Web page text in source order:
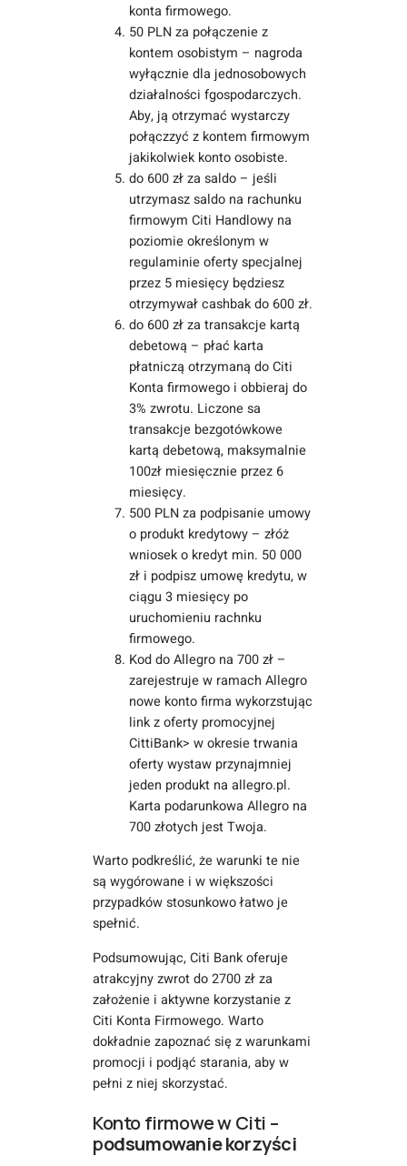
konta firmowego.
50 PLN za połączenie z
kontem osobistym – nagroda
wyłącznie dla jednosobowych
działalności fgospodarczych.
Aby, ją otrzymać wystarczy
połączzyć z kontem firmowym
jakikolwiek konto osobiste.
do 600 zł za saldo – jeśli
utrzymasz saldo na rachunku
firmowym Citi Handlowy na
poziomie określonym w
regulaminie oferty specjalnej
przez 5 miesięcy będziesz
otrzymywał cashbak do 600 zł.
do 600 zł za transakcje kartą
debetową – płać karta
płatniczą otrzymaną do Citi
Konta firmowego i obbieraj do
3% zwrotu. Liczone sa
transakcje bezgotówkowe
kartą debetową, maksymalnie
100zł miesięcznie przez 6
miesięcy.
500 PLN za podpisanie umowy
o produkt kredytowy – złóż
wniosek o kredyt min. 50 000
zł i podpisz umowę kredytu, w
ciągu 3 miesięcy po
uruchomieniu rachnku
firmowego.
Kod do Allegro na 700 zł –
zarejestruje w ramach Allegro
nowe konto firma wykorzstując
link z oferty promocyjnej
CittiBank> w okresie trwania
oferty wystaw przynajmniej
jeden produkt na allegro.pl.
Karta podarunkowa Allegro na
700 złotych jest Twoja.
Warto podkreślić, że warunki te nie
są wygórowane i w większości
przypadków stosunkowo łatwo je
spełnić.
Podsumowując, Citi Bank oferuje
atrakcyjny zwrot do 2700 zł za
założenie i aktywne korzystanie z
Citi Konta Firmowego. Warto
dokładnie zapoznać się z warunkami
promocji i podjąć starania, aby w
pełni z niej skorzystać.
Konto firmowe w Citi –
podsumowanie korzyści